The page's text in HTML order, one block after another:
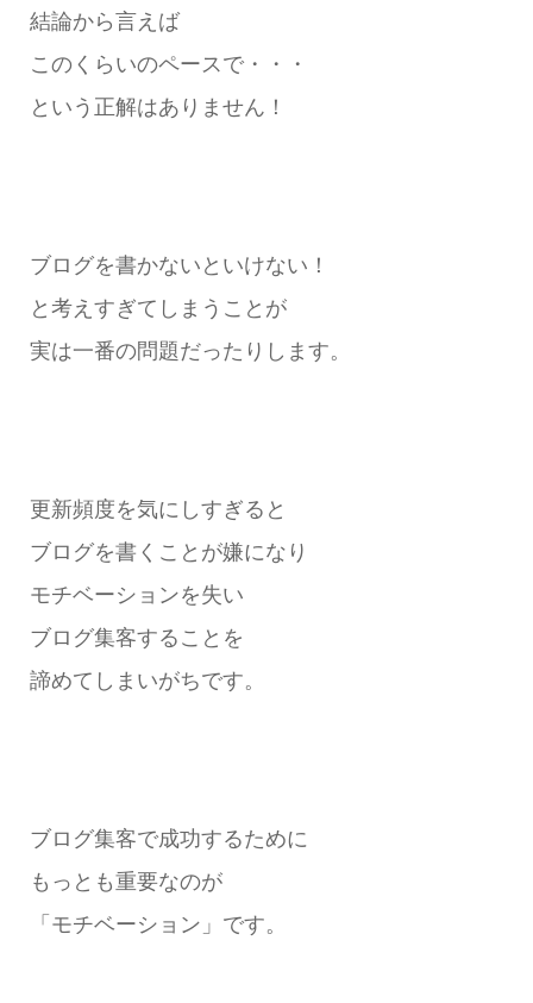
結論から言えば
このくらいのペースで・・・
という正解はありません！
ブログを書かないといけない！
と考えすぎてしまうことが
実は一番の問題だったりします。
更新頻度を気にしすぎると
ブログを書くことが嫌になり
モチベーションを失い
ブログ集客することを
諦めてしまいがちです。
ブログ集客で成功するために
もっとも重要なのが
「モチベーション」です。